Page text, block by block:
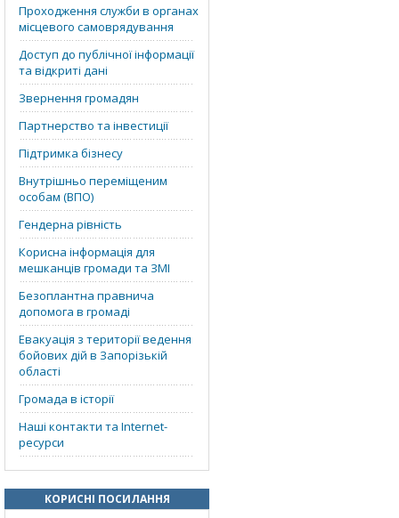
Проходження служби в органах
місцевого самоврядування
Доступ до публічної інформації
та відкриті дані
Звернення громадян
Партнерство та інвестиції
Підтримка бізнесу
Внутрішньо переміщеним
особам (ВПО)
Гендерна рівність
Корисна інформація для
мешканців громади та ЗМІ
Безоплантна правнича
допомога в громаді
Евакуація з території ведення
бойових дій в Запорізькій
області
Громада в історії
Наші контакти та Internet-
ресурси
КОРИСНІ ПОСИЛАННЯ